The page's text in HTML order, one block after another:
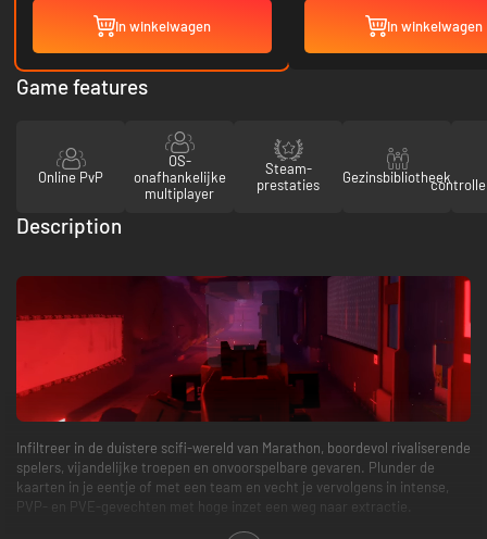
In winkelwagen In winkelwagen
Game features
Online PvP
OS-
onafhankelijke
multiplayer
Steam-
prestaties
Gezinsbibliotheek
Description
Infiltreer in de duistere scifi-wereld van Marathon, boordevol rivaliserende
spelers, vijandelijke troepen en onvoorspelbare gevaren. Plunder de
kaarten in je eentje of met een team en vecht je vervolgens in intense,
PVP- en PVE-gevechten met hoge inzet een weg naar extractie.